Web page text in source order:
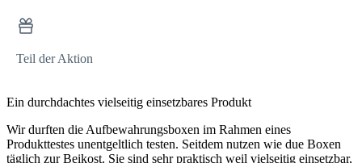
Teil der Aktion
Ein durchdachtes vielseitig einsetzbares Produkt
Wir durften die Aufbewahrungsboxen im Rahmen eines
Produkttestes unentgeltlich testen. Seitdem nutzen wie due Boxen
täglich zur Beikost. Sie sind sehr praktisch weil vielseitig einsetzbar,